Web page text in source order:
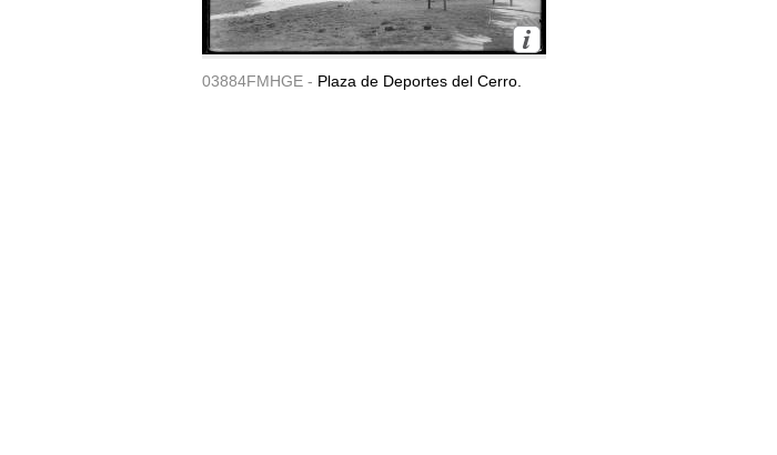
03884FMHGE - Plaza de Deportes del Cerro.